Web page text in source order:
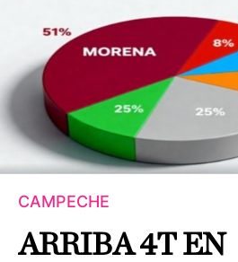
CAMPECHE
ARRIBA 4T EN